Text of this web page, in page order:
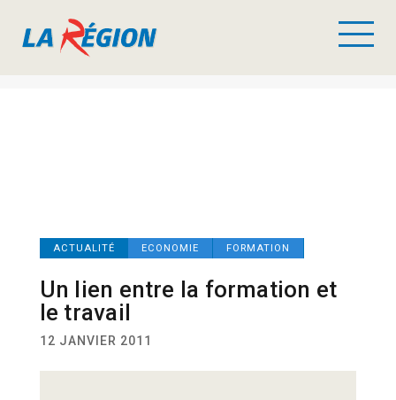
ACTUALITÉ ECONOMIE FORMATION
Un lien entre la formation et
le travail
12 JANVIER 2011